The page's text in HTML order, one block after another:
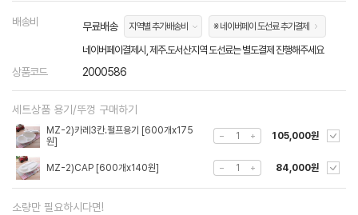
배송비 무료배송 지역별 추가배송비 ※ 네이버페이 도선료 추가결제
네이버페이결제시, 제주.도서산지역 도선료는 별도결제 진행해주세요
상품코드 2000586
세트상품 용기/뚜껑 구매하기
MZ-2)카레3칸.펄프용기 [600개x175
원]
105,000원
MZ-2)CAP [600개x140원] 84,000원
소량만 필요하시다면!